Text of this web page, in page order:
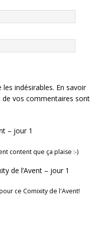
indésirables. En savoir
vos commentaires sont
– jour 1
content que ça plaise :-)
de l’Avent – jour 1
ce Comixity de l'Avent!